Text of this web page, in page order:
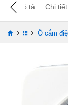
Mô tả Chi tiết
› › Ổ cắm